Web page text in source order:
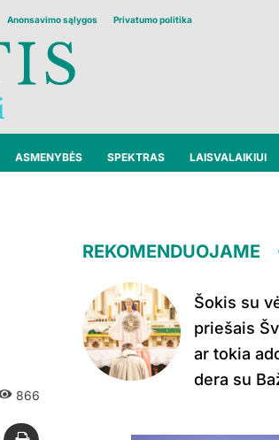
Anonsavimo sąlygos Privatumo politika
ASMENYBĖS SPEKTRAS LAISVALAIKIUI
866
REKOMENDUOJAME
Šokis su
priešais
ar tokia
dera su